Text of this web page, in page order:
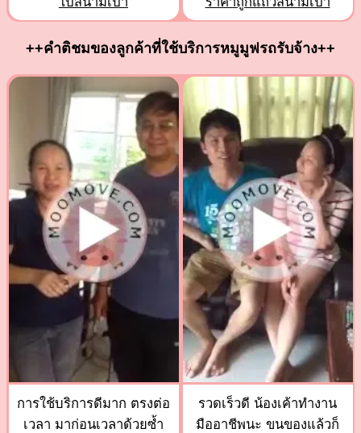
++คำติชมของลูกค้าที่ใช้บริการหมูมูฟรถรับจ้าง++
การใช้บริการดีมาก ตรงต่อ
เวลา มาก่อนเวลาด้วยซ้ำ
รวดเร็วดี น้องเค้าทำงาน
มืออาชีพนะ ขนของแล้วก็